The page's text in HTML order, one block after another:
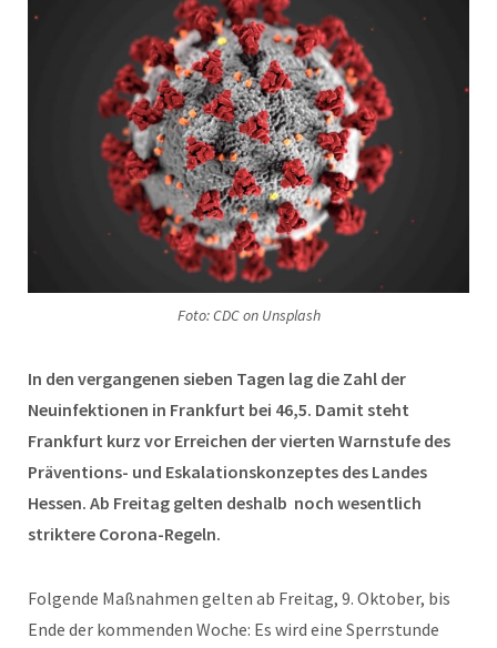
Foto: CDC on Unsplash
In den vergangenen sieben Tagen lag die Zahl der
Neuinfektionen in Frankfurt bei 46,5. Damit steht
Frankfurt kurz vor Erreichen der vierten Warnstufe des
Präventions- und Eskalationskonzeptes des Landes
Hessen. Ab Freitag gelten deshalb noch wesentlich
striktere Corona-Regeln.
Folgende Maßnahmen gelten ab Freitag, 9. Oktober, bis
Ende der kommenden Woche: Es wird eine Sperrstunde